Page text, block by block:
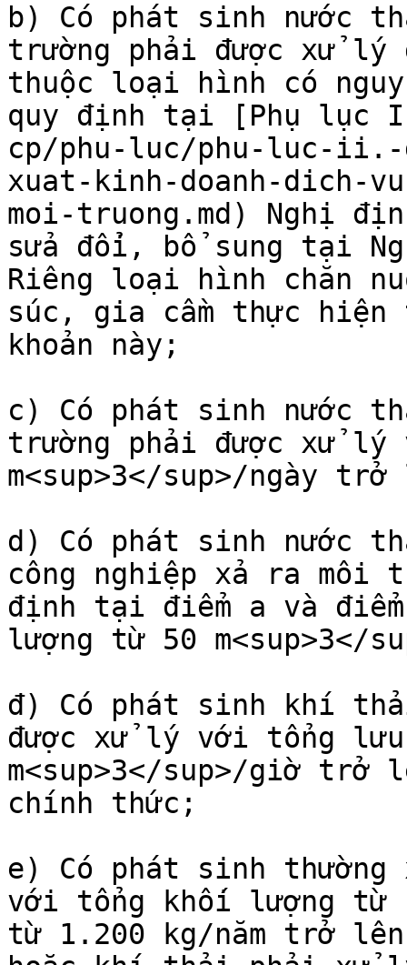
b) Có phát sinh nước
trường phải được xử lý
thuộc loại hình có
quy định tại [Phụ lục
cp/phu-luc/phu-luc-ii.-
xuat-kinh-doanh-dich-
moi-truong.md) Nghị
sửa đổi, bổ sung tại
Riêng loại hình chăn
súc, gia cầm thực
khoản này;
c) Có phát sinh nước
trường phải được xử
m<sup>3</sup>/ngày
d) Có phát sinh nước
công nghiệp xả ra môi
định tại điểm a và
lượng từ 50 m<sup>3</
đ) Có phát sinh khí
được xử lý với tổng
m<sup>3</sup>/giờ
chính thức;
e) Có phát sinh
với tổng khối lượng từ
từ 1.200 kg/năm trở